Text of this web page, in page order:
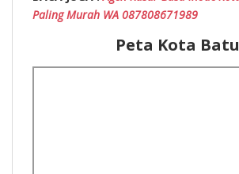
Paling Murah WA 087808671989
Peta Kota Batu